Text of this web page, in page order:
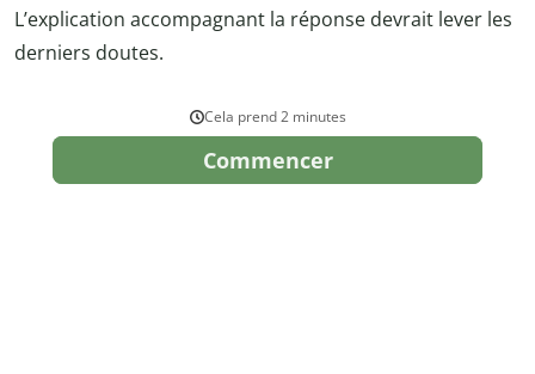
L’explication accompagnant la réponse devrait lever les
derniers doutes.